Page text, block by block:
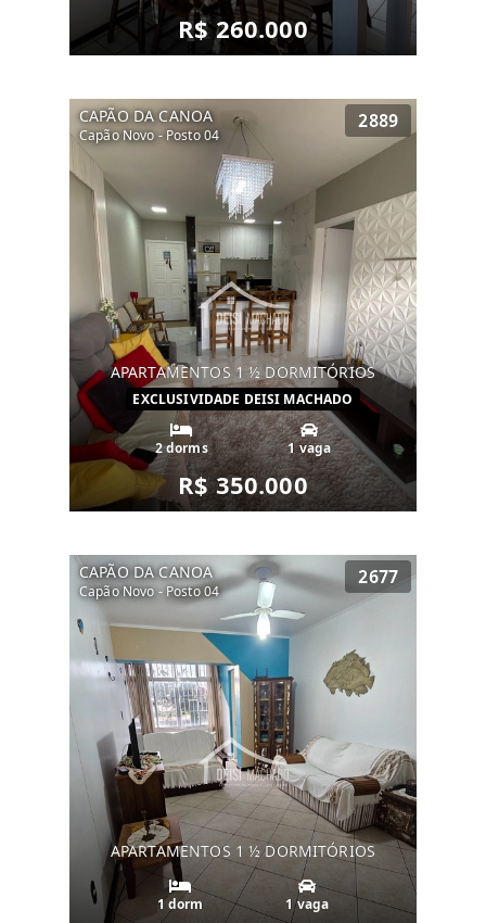
R$ 260.000
CAPÃO DA CANOA
Capão Novo - Posto 04
2889
APARTAMENTOS 1 ½ DORMITÓRIOS
EXCLUSIVIDADE DEISI MACHADO
2 dorms 1 vaga
R$ 350.000
CAPÃO DA CANOA
Capão Novo - Posto 04
2677
APARTAMENTOS 1 ½ DORMITÓRIOS
1 dorm 1 vaga